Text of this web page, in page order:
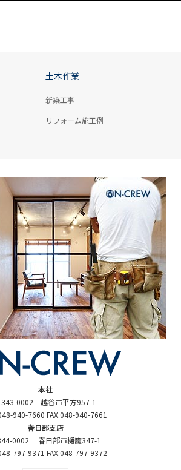
土木作業
新築工事
リフォーム施工例
本社
343-0002 越谷市平方957-1
940-7660 FAX.048-940-7661
春日部支店
0002 春日部市樋籠347-1
797-9371 FAX.048-797-9372